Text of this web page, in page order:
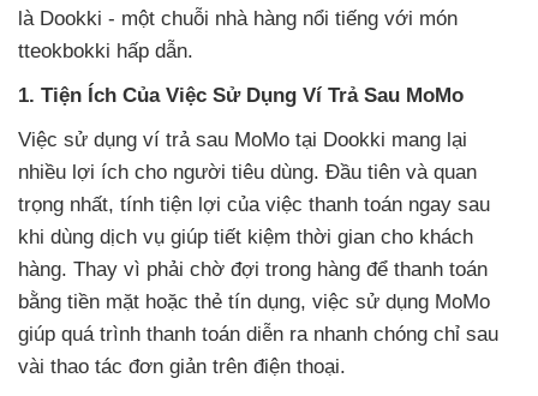
là Dookki - một chuỗi nhà hàng nổi tiếng với món
tteokbokki hấp dẫn.
1. Tiện Ích Của Việc Sử Dụng Ví Trả Sau MoMo
Việc sử dụng ví trả sau MoMo tại Dookki mang lại
nhiều lợi ích cho người tiêu dùng. Đầu tiên và quan
trọng nhất, tính tiện lợi của việc thanh toán ngay sau
khi dùng dịch vụ giúp tiết kiệm thời gian cho khách
hàng. Thay vì phải chờ đợi trong hàng để thanh toán
bằng tiền mặt hoặc thẻ tín dụng, việc sử dụng MoMo
giúp quá trình thanh toán diễn ra nhanh chóng chỉ sau
vài thao tác đơn giản trên điện thoại.